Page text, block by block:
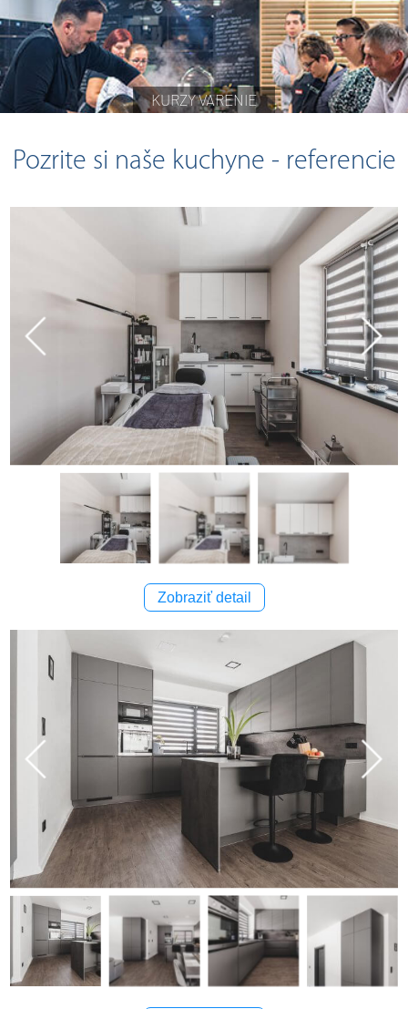
KURZY VARENIE
Pozrite si naše kuchyne - referencie
Zobraziť detail